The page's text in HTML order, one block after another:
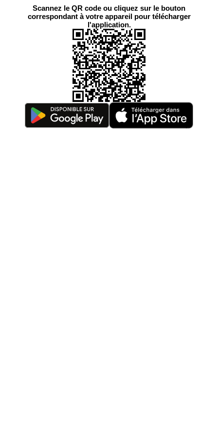
Scannez le QR code ou cliquez sur le bouton
correspondant à votre appareil pour télécharger
l'application.